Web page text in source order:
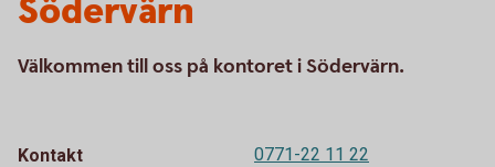
Södervärn
Välkommen till oss på kontoret i Södervärn.
Kontakt 0771-22 11 22